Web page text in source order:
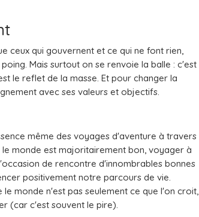
ceux qui gouvernent et ce qui ne font rien,
Mais surtout on se renvoie la balle : c'est
le reflet de la masse. Et pour changer la
avec ses valeurs et objectifs.
même des voyages d'aventure à travers
monde est majoritairement bon, voyager à
de rencontre d'innombrables bonnes
positivement notre parcours de vie.
monde n'est pas seulement ce que l'on croit,
(car c'est souvent le pire).